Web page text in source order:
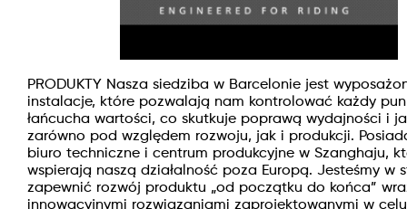
PRODUKTY Nasza siedziba w Barcelonie jest
instalacje, które pozwalają nam kontrolować każdy
łańcucha wartości, co skutkuje poprawą wydajności i
zarówno pod względem rozwoju, jak i produkcji.
biuro techniczne i centrum produkcyjne w Szanghaju,
wspierają naszą działalność poza Europą. Jesteśmy w
zapewnić rozwój produktu „od początku do końca”
innowacyjnymi rozwiązaniami zaprojektowanymi w celu